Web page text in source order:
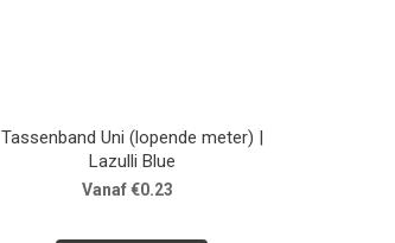
Tassenband Uni (lopende meter) |
Lazulli Blue
Vanaf €0.23